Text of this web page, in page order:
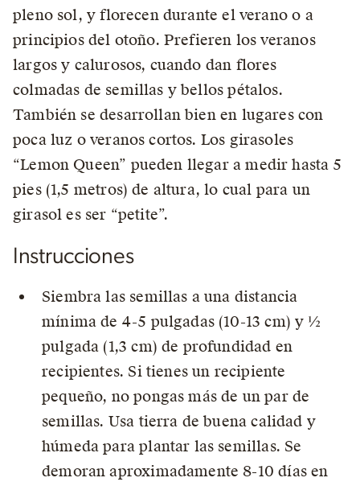
pleno sol, y florecen durante el verano o a
principios del otoño. Prefieren los veranos
largos y calurosos, cuando dan flores
colmadas de semillas y bellos pétalos.
También se desarrollan bien en lugares con
poca luz o veranos cortos. Los girasoles
“Lemon Queen” pueden llegar a medir hasta 5
pies (1,5 metros) de altura, lo cual para un
girasol es ser “petite”.
Instrucciones
Siembra las semillas a una distancia
mínima de 4-5 pulgadas (10-13 cm) y ½
pulgada (1,3 cm) de profundidad en
recipientes. Si tienes un recipiente
pequeño, no pongas más de un par de
semillas. Usa tierra de buena calidad y
húmeda para plantar las semillas. Se
demoran aproximadamente 8-10 días en